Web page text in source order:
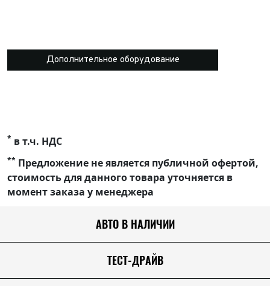
Дополнительное оборудование
* в т.ч. НДС
** Предложение не является публичной офертой,
стоимость для данного товара уточняется в
момент заказа у менеджера
АВТО В НАЛИЧИИ
ТЕСТ-ДРАЙВ